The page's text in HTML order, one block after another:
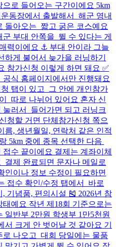
로 들어오는 구간이에요 5km
동장에서 출발해서 해군 영내
돌아오는 짧고 굵은 코스예요
부대 안쪽을 뛸 수 있다는 게
력이에요 ⚓ 부대 안이라 그늘
게 불어서 늦가을 러닝하기
참가신청 이렇게 하면 돼요 ✅
식 홈페이지에서만 진행돼요
탭이 있고 그 안에 개인참가
따로 나뉘어 있어요 혼자 신
눌러서 들어가면 되고 러닝크
청할 거면 단체참가신청 쪽으
름, 생년월일, 연락처 같은 인적
5km 중에 종목 선택한 다음
수 끝이에요 결제는 계좌이체
결제 완료되면 문자나 메일로
인이나 정보 수정이 필요하면
접수 확인/수정 탭에서 바로
기념품, 편의시설 🎽 2026년 참
예요 작년 제18회 기준으로는
일반부 2만원 학생부 1만5천원
크게 안 벗어날 것 같아요 기
로 나오고 대회 당일에는 물품